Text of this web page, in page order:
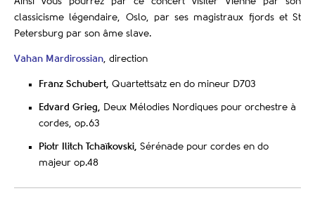
classicisme légendaire, Oslo, par ses magistraux fjords et St
Petersburg par son âme slave.
Vahan Mardirossian, direction
Franz Schubert, Quartettsatz en do mineur D703
Edvard Grieg, Deux Mélodies Nordiques pour orchestre à
cordes, op.63
Piotr Ilitch Tchaïkovski, Sérénade pour cordes en do
majeur op.48